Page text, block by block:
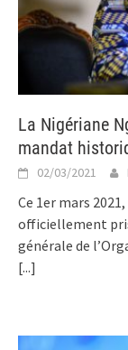
La Nigériane
mandat
02/03/2021
Ce 1er mars
officiellement
générale de
[...]